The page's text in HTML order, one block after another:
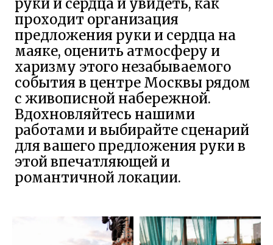
с живописной набережной.
Вдохновляйтесь нашими
работами и выбирайте сценарий
для вашего предложения руки в
этой впечатляющей и
романтичной локации.